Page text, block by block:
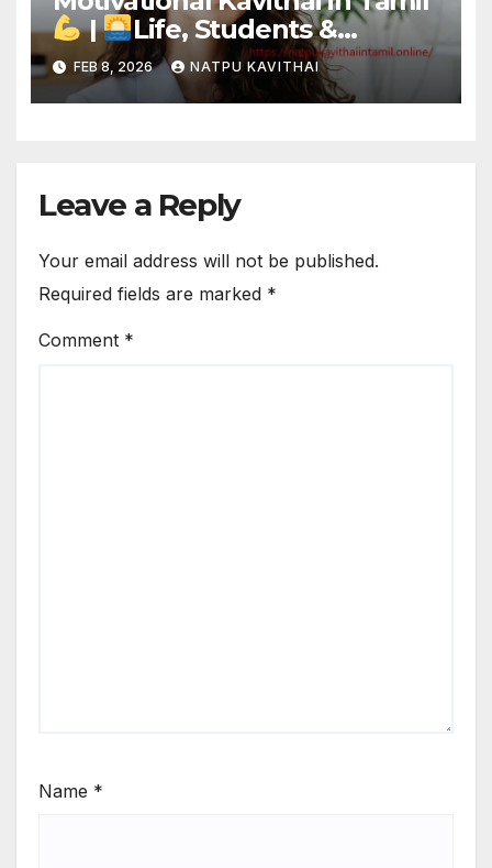
|
Life, Students &
Bharathiyar Inspiration
FEB 8, 2026 NATPU KAVITHAI
Leave a Reply
Your email address will not be published.
Required fields are marked *
Comment *
Name *